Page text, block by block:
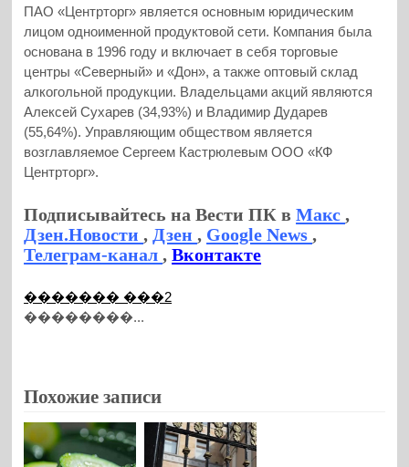
ПАО «Центрторг» является основным юридическим
лицом одноименной продуктовой сети. Компания была
основана в 1996 году и включает в себя торговые
центры «Северный» и «Дон», а также оптовый склад
алкогольной продукции. Владельцами акций являются
Алексей Сухарев (34,93%) и Владимир Дударев
(55,64%). Управляющим обществом является
возглавляемое Сергеем Кастрюлевым ООО «КФ
Центрторг».
Подписывайтесь на Вести ПК вМакс,
Дзен.Новости, Дзен, Google News,
Телеграм-канал,Вконтакте
������� ���2
��������...
Похожие записи